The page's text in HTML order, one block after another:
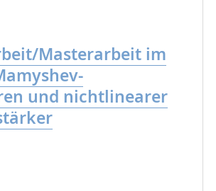
Masterarbeit im
und nichtlinearer